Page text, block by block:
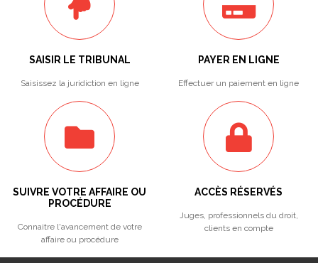
SAISIR LE TRIBUNAL
Saisissez la juridiction en ligne
PAYER EN LIGNE
Effectuer un paiement en ligne
SUIVRE VOTRE AFFAIRE OU
PROCÉDURE
Connaitre l'avancement de votre
affaire ou procédure
ACCÈS RÉSERVÉS
Juges, professionnels du droit,
clients en compte